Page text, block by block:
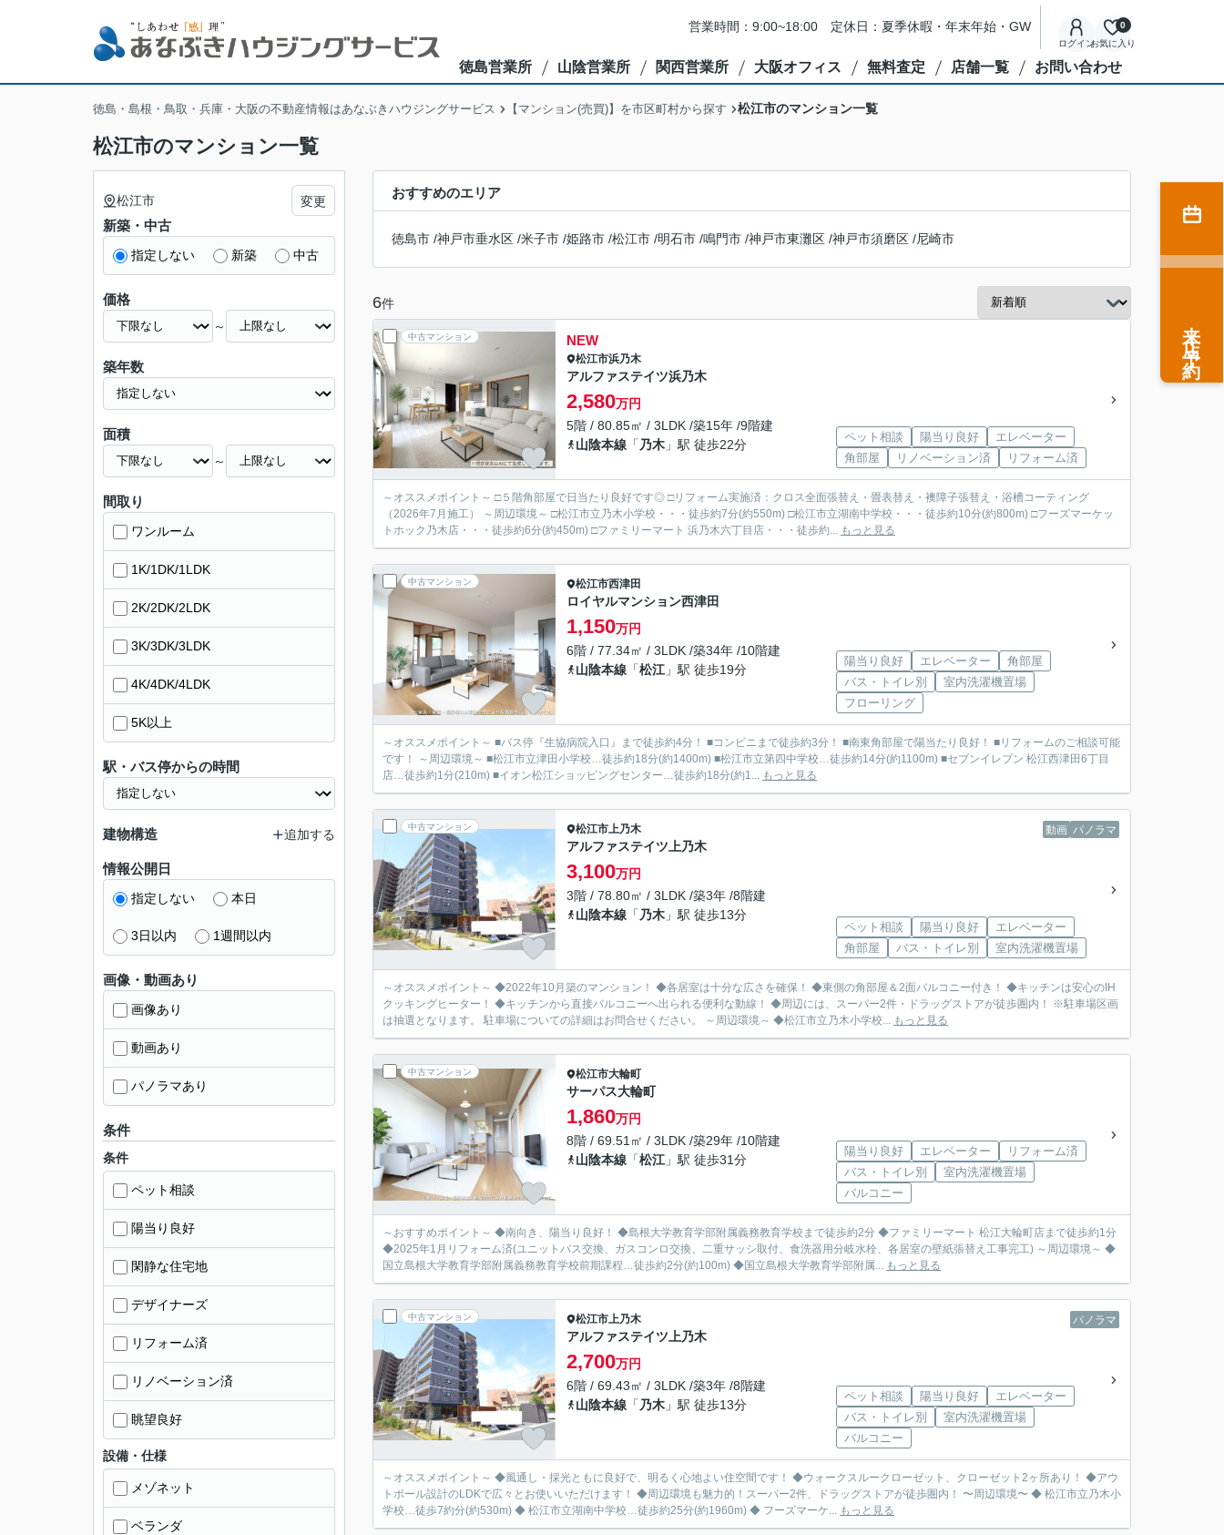
営業時間：9:00~18:00 定休日：夏季休暇・年末年始・GW
ログインお気に入り
0
徳島営業所 山陰営業所 関西営業所 大阪オフィス 無料査定 店舗一覧 お問い合わせ
徳島・島根・鳥取・兵庫・大阪の不動産情報はあなぶきハウジングサービス 【マンション(売買)】を市区町村から探す 松江市のマンション一覧
松江市のマンション一覧
おすすめのエリア
徳島市 /神戸市垂水区 /米子市 /姫路市 /松江市 /明石市 /鳴門市 /神戸市東灘区 /神戸市須磨区 /尼崎市
6件
中古マンション NEW
松江市浜乃木
アルファステイツ浜乃木
2,580万円
5階 / 80.85㎡ / 3LDK /築15年 /9階建
山陰本線 「 乃木 」駅 徒歩22分
ペット相談 陽当り良好
エレベーター
角部屋
リノベーション済 リフォーム済
～オススメポイント～ □５階角部屋で日当たり良好です◎ □リフォーム実施済：クロス全面張替え・畳表替え・襖障子張替え・浴槽コーティング
（2026年7月施工） ～周辺環境～ □松江市立乃木小学校・・・徒歩約7分(約550m) □松江市立湖南中学校・・・徒歩約10分(約800m) □フーズマーケッ
トホック乃木店・・・徒歩約6分(約450m) □ファミリーマート 浜乃木六丁目店・・・徒歩約... もっと見る
中古マンション 松江市西津田
ロイヤルマンション西津田
1,150万円
6階 / 77.34㎡ / 3LDK /築34年 /10階建
山陰本線 「松江 」駅 徒歩19分
陽当り良好 エレベーター
角部屋
バス・トイレ別
室内洗濯機置場
フローリング
～オススメポイント～ ■バス停『生協病院入口』まで徒歩約4分！ ■コンビニまで徒歩約3分！ ■南東角部屋で陽当たり良好！ ■リフォームのご相談可能
です！ ～周辺環境～ ■松江市立津田小学校…徒歩約18分(約1400m) ■松江市立第四中学校…徒歩約14分(約1100m) ■セブンイレブン 松江西津田6丁目
店…徒歩約1分(210m) ■イオン松江ショッピングセンター…徒歩約18分(約1... もっと見る
中古マンション 動画 パノラマ
松江市上乃木
アルファステイツ上乃木
3,100万円
3階 / 78.80㎡ / 3LDK /築3年 /8階建
山陰本線 「 乃木 」駅 徒歩13分
ペット相談 陽当り良好
エレベーター
角部屋
バス・トイレ別 室内洗濯機置場
～オススメポイント～ ◆2022年10月築のマンション！ ◆各居室は十分な広さを確保！ ◆東側の角部屋＆2面バルコニー付き！ ◆キッチンは安心のIH
クッキングヒーター！ ◆キッチンから直接バルコニーへ出られる便利な動線！ ◆周辺には、スーパー2件・ドラッグストアが徒歩圏内！ ※駐車場区画
は抽選となります。 駐車場についての詳細はお問合せください。 ～周辺環境～ ◆松江市立乃木小学校... もっと見る
中古マンション 松江市大輪町
サーパス大輪町
1,860万円
8階 / 69.51㎡ / 3LDK /築29年 /10階建
山陰本線 「松江 」駅 徒歩31分
陽当り良好 エレベーター
リフォーム済
バス・トイレ別
室内洗濯機置場
バルコニー
～おすすめポイント～ ◆南向き、陽当り良好！ ◆島根大学教育学部附属義務教育学校まで徒歩約2分 ◆ファミリーマート 松江大輪町店まで徒歩約1分
◆2025年1月リフォーム済(ユニットバス交換、ガスコンロ交換、二重サッシ取付、食洗器用分岐水栓、各居室の壁紙張替え工事完工) ～周辺環境～ ◆
国立島根大学教育学部附属義務教育学校前期課程…徒歩約2分(約100m) ◆国立島根大学教育学部附属... もっと見る
中古マンション パノラマ
松江市上乃木
アルファステイツ上乃木
2,700万円
6階 / 69.43㎡ / 3LDK /築3年 /8階建
山陰本線 「 乃木 」駅 徒歩13分
ペット相談 陽当り良好
エレベーター
バス・トイレ別
室内洗濯機置場
バルコニー
～オススメポイント～ ◆風通し・採光ともに良好で、明るく心地よい住空間です！ ◆ウォークスルークローゼット、クローゼット2ヶ所あり！ ◆アウ
トポール設計のLDKで広々とお使いいただけます！ ◆周辺環境も魅力的！スーパー2件、ドラッグストアが徒歩圏内！ 〜周辺環境〜 ◆ 松江市立乃木小
学校…徒歩7約分(約530m) ◆ 松江市立湖南中学校…徒歩約25分(約1960m) ◆ フーズマーケ... もっと見る
松江市 変更
新築・中古
指定しない 新築 中古
価格
～
築年数
面積
～
間取り
ワンルーム
1K/1DK/1LDK
2K/2DK/2LDK
3K/3DK/3LDK
4K/4DK/4LDK
5K以上
駅・バス停からの時間
建物構造 追加する
情報公開日
指定しない 本日
3日以内 1週間以内
画像・動画あり
画像あり
動画あり
パノラマあり
条件
条件
ペット相談
陽当り良好
閑静な住宅地
デザイナーズ
リフォーム済
リノベーション済
眺望良好
設備・仕様
メゾネット
ベランダ
来店予約